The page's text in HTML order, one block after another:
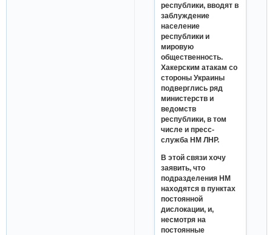
республики, вводят в
заблуждение
население
республики и
мировую
общественность.
Хакерским атакам со
стороны Украины
подверглись ряд
министерств и
ведомств
республики, в том
числе и пресс-
служба НМ ЛНР.
В этой связи хочу
заявить, что
подразделения НМ
находятся в пунктах
постоянной
дислокации, и,
несмотря на
постоянные